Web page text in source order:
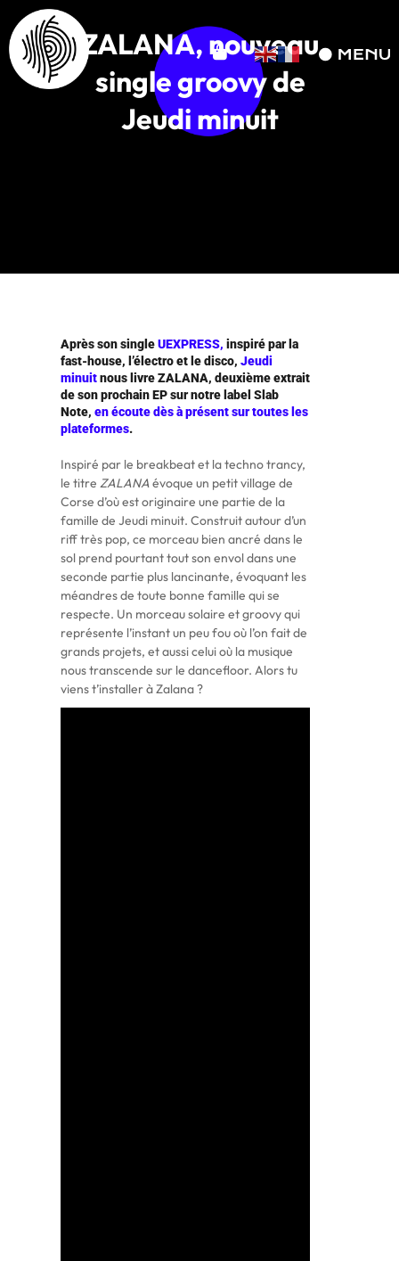
ZALANA, nouveau
single groovy de
Jeudi minuit
Après son singleUEXPRESS, inspiré par la
fast-house, l’électro et le disco, Jeudi
minuitnous livre ZALANA, deuxième extrait
de son prochain EP sur notre label Slab
Note, en écoute dès à présent sur toutes les
plateformes.
Inspiré par le breakbeat et la techno trancy,
le titre ZALANAévoque un petit village de
Corse d’où est originaire une partie de la
famille de Jeudi minuit. Construit autour d’un
riff très pop, ce morceau bien ancré dans le
sol prend pourtant tout son envol dans une
seconde partie plus lancinante, évoquant les
méandres de toute bonne famille qui se
respecte. Un morceau solaire et groovy qui
représente l’instant un peu fou où l’on fait de
grands projets, et aussi celui où la musique
nous transcende sur le dancefloor. Alors tu
viens t’installer à Zalana ?